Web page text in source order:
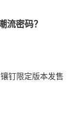
流密码？